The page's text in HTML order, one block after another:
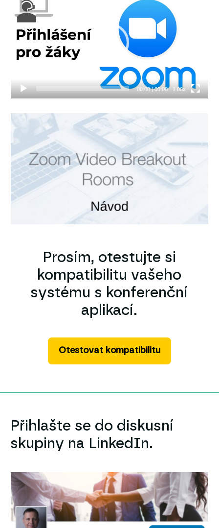
přehrávač
00:00|05:08 1.00x
Prosím, otestujte si
kompatibilitu vašeho
systému s konferenční
aplikací.
Otestovat kompatibilitu
Přihlašte se do diskusní
skupiny na LinkedIn.